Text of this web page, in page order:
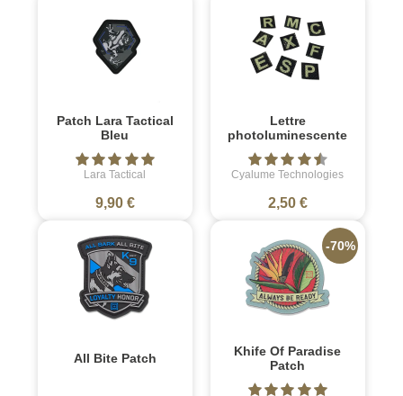
Patch Lara Tactical
Bleu
Lara Tactical
9,90 €
Lettre
photoluminescente
Cyalume Technologies
2,50 €
All Bite Patch
Khife Of Paradise
Patch
-70%